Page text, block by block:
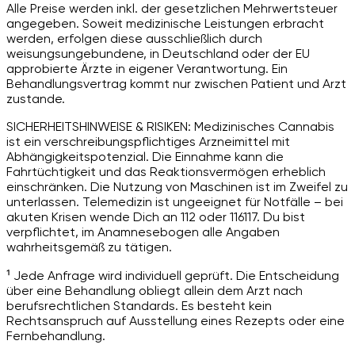
Alle Preise werden inkl. der gesetzlichen Mehrwertsteuer
angegeben. Soweit medizinische Leistungen erbracht
werden, erfolgen diese ausschließlich durch
weisungsungebundene, in Deutschland oder der EU
approbierte Ärzte in eigener Verantwortung. Ein
Behandlungsvertrag kommt nur zwischen Patient und Arzt
zustande.
SICHERHEITSHINWEISE & RISIKEN: Medizinisches Cannabis
ist ein verschreibungspflichtiges Arzneimittel mit
Abhängigkeitspotenzial. Die Einnahme kann die
Fahrtüchtigkeit und das Reaktionsvermögen erheblich
einschränken. Die Nutzung von Maschinen ist im Zweifel zu
unterlassen. Telemedizin ist ungeeignet für Notfälle – bei
akuten Krisen wende Dich an 112 oder 116117. Du bist
verpflichtet, im Anamnesebogen alle Angaben
wahrheitsgemäß zu tätigen.
¹ Jede Anfrage wird individuell geprüft. Die Entscheidung
über eine Behandlung obliegt allein dem Arzt nach
berufsrechtlichen Standards. Es besteht kein
Rechtsanspruch auf Ausstellung eines Rezepts oder eine
Fernbehandlung.